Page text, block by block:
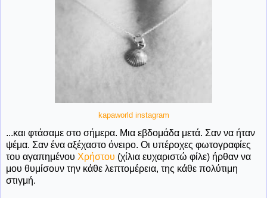
kapaworld instagram
...και φτάσαμε στο σήμερα. Μια εβδομάδα μετά. Σαν να ήταν
ψέμα. Σαν ένα αξέχαστο όνειρο. Οι υπέροχες φωτογραφίες
του αγαπημένου Χρήστου (χίλια ευχαριστώ φίλε) ήρθαν να
μου θυμίσουν την κάθε λεπτομέρεια, της κάθε πολύτιμη
στιγμή.